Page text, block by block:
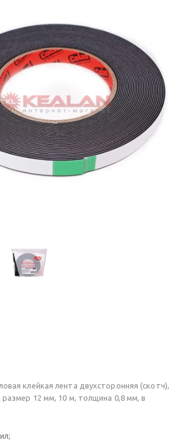
клейкая лента двухсторонняя (скотч),
размер 12 мм, 10 м, толщина 0,8 мм, в